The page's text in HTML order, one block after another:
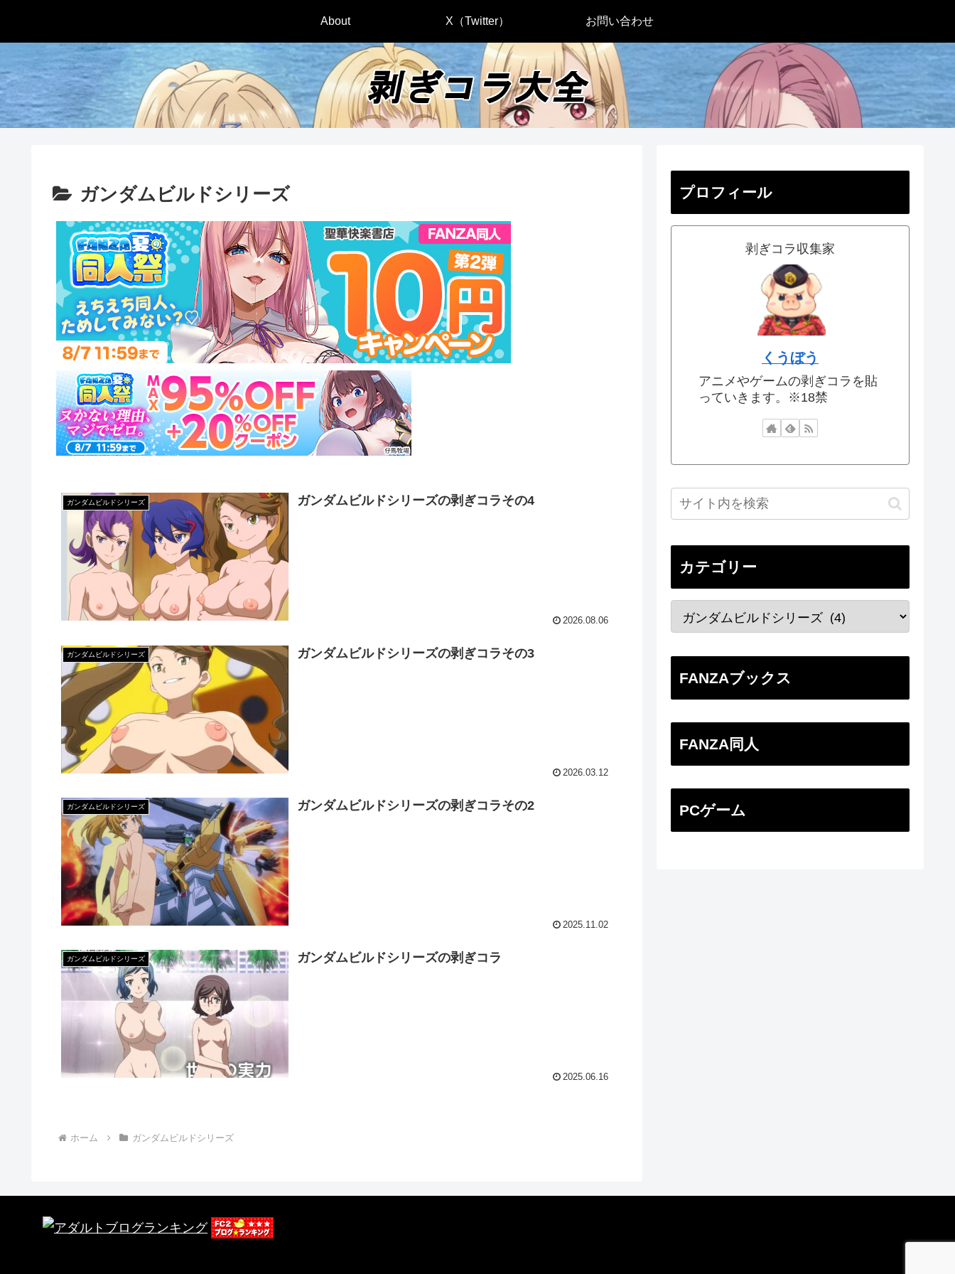
About X（Twitter） お問い合わせ
ガンダムビルドシリーズ
ガンダムビルドシリーズ ガンダムビルドシリーズの剥ぎコラその4
2026.08.06
ガンダムビルドシリーズ ガンダムビルドシリーズの剥ぎコラその3
2026.03.12
ガンダムビルドシリーズ ガンダムビルドシリーズの剥ぎコラその2
2025.11.02
ガンダムビルドシリーズ ガンダムビルドシリーズの剥ぎコラ
2025.06.16
ホーム ガンダムビルドシリーズ
プロフィール
剥ぎコラ収集家
くうぼう
アニメやゲームの剥ぎコラを貼
っていきます。※18禁
カテゴリー
FANZAブックス
FANZA同人
PCゲーム